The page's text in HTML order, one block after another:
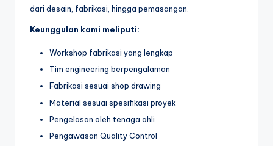
dari desain, fabrikasi, hingga pemasangan.
Keunggulan kami meliputi:
Workshop fabrikasi yang lengkap
Tim engineering berpengalaman
Fabrikasi sesuai shop drawing
Material sesuai spesifikasi proyek
Pengelasan oleh tenaga ahli
Pengawasan Quality Control